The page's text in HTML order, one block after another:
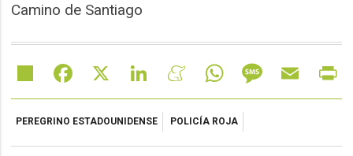
Camino de Santiago
Share Facebook LinkedIn MeneameWhatsAppMessageEmail
PEREGRINO ESTADOUNIDENSE POLICÍA ROJA